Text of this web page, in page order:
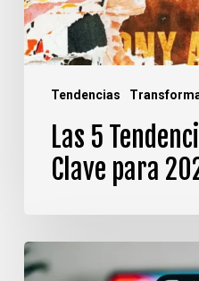
Tendencias
Las 5
Clave para
¿Cuánto
invertir